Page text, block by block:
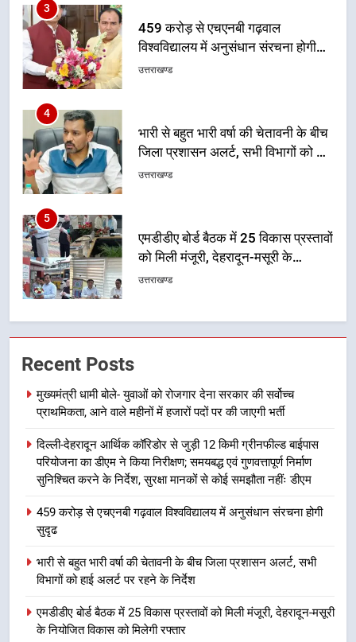
4
भारी से बहुत भारी वर्षा की चेतावनी के बीच
जिला प्रशासन अलर्ट, सभी विभागों को हाई
अलर्ट पर रहने के निर्देश
उत्तराखण्ड
5
एमडीडीए बोर्ड बैठक में 25 विकास प्रस्तावों
को मिली मंजूरी, देहरादून-मसूरी के
नियोजित विकास को मिलेगी रफ्तार
उत्तराखण्ड
6
मुख्यमंत्री पुष्कर सिंह धामी के दिशा-निर्देशों
में पीएम आवास योजना (शहरी) की प्रगति
की हुई समीक्षा
उत्तराखण्ड
7
उत्तराखण्ड
भारी बारिश का अलर्ट! 6 अगस्त को
देहरादून में स्कूल बंद
उत्तराखण्ड
1
मुख्यमंत्री धामी बोले- युवाओं को रोजगार
देना सरकार की सर्वोच्च प्राथमिकता, आने
भर्ती
2
Recent Posts
मुख्यमंत्री धामी बोले- युवाओं को रोजगार देना सरकार की सर्वोच्च
प्राथमिकता, आने वाले महीनों में हजारों पदों पर की जाएगी भर्ती
दिल्ली-देहरादून आर्थिक कॉरिडोर से जुड़ी 12 किमी ग्रीनफील्ड बाईपास
परियोजना का डीएम ने किया निरीक्षण; समयबद्ध एवं गुणवत्तापूर्ण निर्माण
सुनिश्चित करने के निर्देश, सुरक्षा मानकों से कोई समझौता नहींः डीएम
459 करोड़ से एचएनबी गढ़वाल विश्वविद्यालय में अनुसंधान संरचना होगी
सुदृढ
भारी से बहुत भारी वर्षा की चेतावनी के बीच जिला प्रशासन अलर्ट, सभी
विभागों को हाई अलर्ट पर रहने के निर्देश
एमडीडीए बोर्ड बैठक में 25 विकास प्रस्तावों को मिली मंजूरी, देहरादून-मसूरी
के नियोजित विकास को मिलेगी रफ्तार